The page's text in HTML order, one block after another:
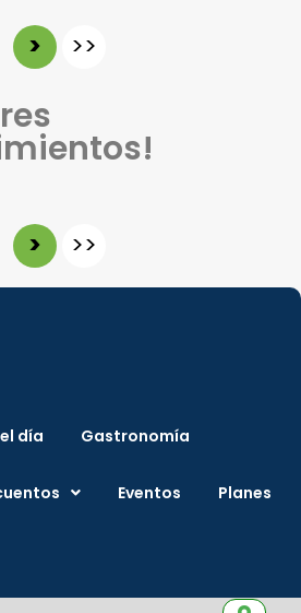
> >>
> >>
día Gastronomía
Eventos Planes